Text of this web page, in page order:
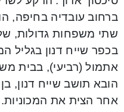
ברחוב עובדיה בחיפה,
שתי משפחות גדולות,
בכפר שייח דנון בגליל
אתמול (רביעי), בבית
אחר הצית את המכוניות.